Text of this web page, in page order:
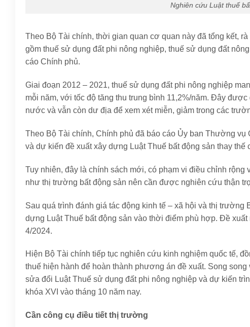
Nghiên cứu Luật thuế
Theo Bộ Tài chính, thời gian quan cơ quan này đã tổng kết,
gồm thuế sử dụng đất phi nông nghiệp, thuế sử dụng đất
cáo Chính phủ.
Giai đoạn 2012 – 2021, thuế sử dụng đất phi nông nghiệp
mỗi năm, với tốc độ tăng thu trung bình 11,2%/năm. Đây
nước và vẫn còn dư địa để xem xét miễn, giảm trong các
Theo Bộ Tài chính, Chính phủ đã báo cáo Ủy ban Thường
và dự kiến đề xuất xây dựng Luật Thuế bất động sản thay thế
Tuy nhiên, đây là chính sách mới, có phạm vi điều chỉnh
như thị trường bất động sản nên cần được nghiên cứu thận
Sau quá trình đánh giá tác động kinh tế – xã hội và thị
dựng Luật Thuế bất động sản vào thời điểm phù hợp. Đề
4/2024.
Hiện Bộ Tài chính tiếp tục nghiên cứu kinh nghiệm quốc tế,
thuế hiện hành để hoàn thành phương án đề xuất. Song
sửa đổi Luật Thuế sử dụng đất phi nông nghiệp và dự kiến
khóa XVI vào tháng 10 năm nay.
Cần công cụ điều tiết thị trường